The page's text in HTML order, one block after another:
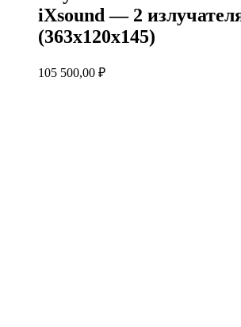
iXsound — 2
(363х120х145)
105 500,00 ₽